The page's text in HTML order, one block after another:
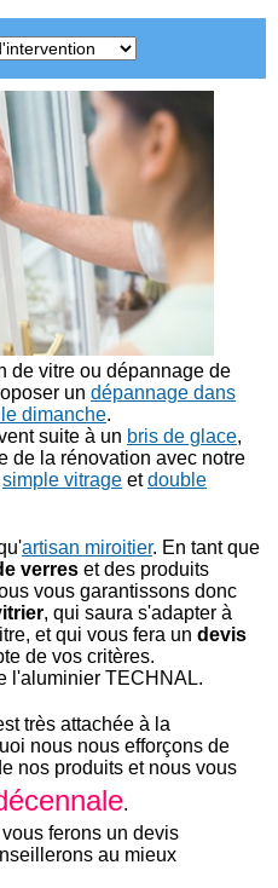
de vitre ou dépannage de
un dépannage dans
dimanche.
suite à un bris de glace,
de la rénovation avec notre
simple vitrage etdouble
artisan miroitier. En tant que
verres et des produits
vous garantissons donc
, qui saura s'adapter à
et qui vous fera un devis
de vos critères.
l'aluminier TECHNAL.
très attachée à la
nous nous efforçons de
nos produits et nous vous
.
ferons un devis
au mieux